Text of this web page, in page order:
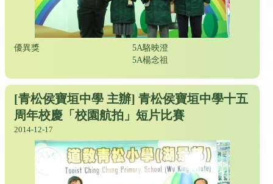
優異獎
5A駱映澄
5A楊念祖
[青松侯寶垣中學 主辦] 青松侯寶垣中學十五
周年校慶「校園航拍」短片比賽
2014-12-17